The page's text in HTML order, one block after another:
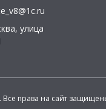
, улица
права на сайт